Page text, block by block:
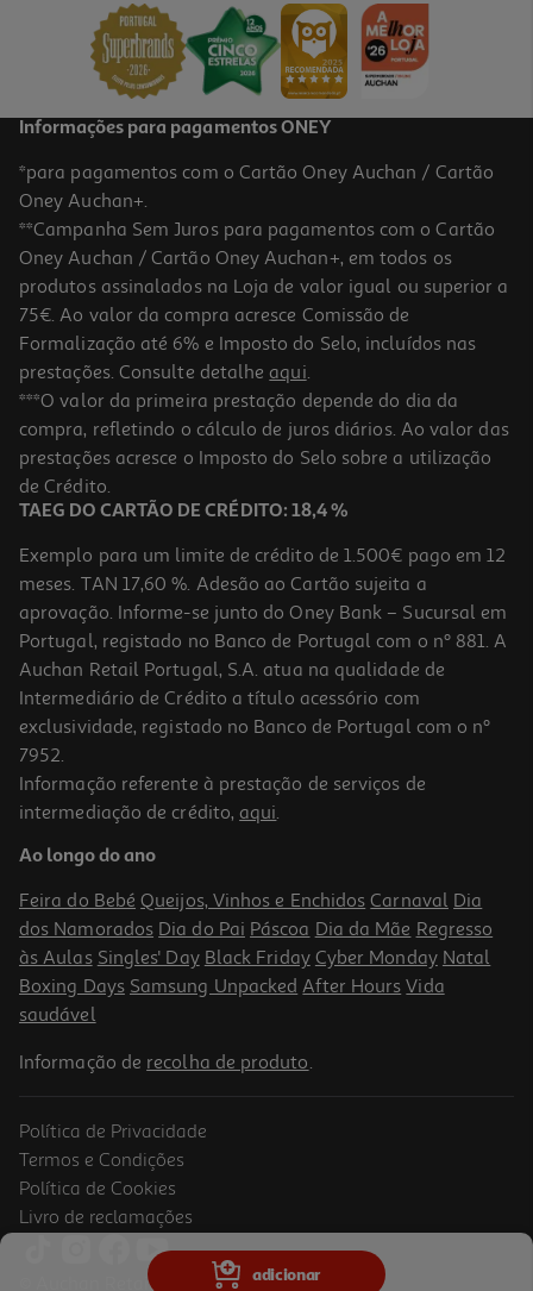
adicionar
139,90 €
-26%
Pack Presente Odisseias - Refúgios A Dois Uma Ou Duas Noites " "
Experiência De Alojamento
99.91 €/un
Price reduced from
134,99 €to
99,91 €
Promoção
-12%
Pack Odisseias Refúgios Com Spa Ou Jantar
78.78 €/un
78,78 €
Promoção
Alojamento Odisseias - 3 Dias Fugas A Dois
Informações para pagamentos ONEY
*para pagamentos com o Cartão Oney Auchan / Cartão
Oney Auchan+.
**Campanha Sem Juros para pagamentos com o Cartão
Oney Auchan / Cartão Oney Auchan+, em todos os
produtos assinalados na Loja de valor igual ou superior a
75€. Ao valor da compra acresce Comissão de
Formalização até 6% e Imposto do Selo, incluídos nas
prestações. Consulte detalhe aqui.
***O valor da primeira prestação depende do dia da
compra, refletindo o cálculo de juros diários. Ao valor das
prestações acresce o Imposto do Selo sobre a utilização
de Crédito.
TAEG DO CARTÃO DE CRÉDITO: 18,4 %
Exemplo para um limite de crédito de 1.500€ pago em 12
meses. TAN 17,60 %. Adesão ao Cartão sujeita a
aprovação. Informe-se junto do Oney Bank – Sucursal em
Portugal, registado no Banco de Portugal com o nº 881. A
Auchan Retail Portugal, S.A. atua na qualidade de
Intermediário de Crédito a título acessório com
exclusividade, registado no Banco de Portugal com o nº
7952.
Informação referente à prestação de serviços de
intermediação de crédito, aqui.
Ao longo do ano
Feira do Bebé Queijos, Vinhos e Enchidos Carnaval Dia
dos Namorados Dia do Pai Páscoa Dia da Mãe Regresso
às Aulas Singles' Day Black Friday Cyber Monday Natal
Boxing Days Samsung Unpacked After Hours Vida
saudável
Informação de recolha de produto.
Política de Privacidade
Termos e Condições
Política de Cookies
Livro de reclamações
© Auchan Retail Portugal